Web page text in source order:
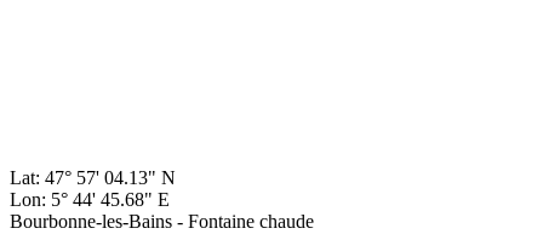
Lat: 47° 57' 04.13" N
Lon: 5° 44' 45.68" E
Bourbonne-les-Bains - Fontaine chaude